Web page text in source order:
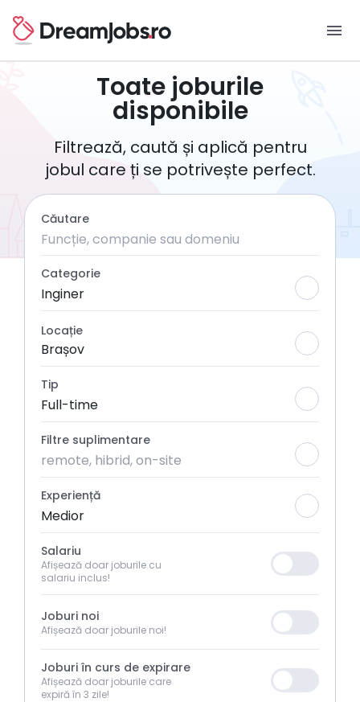
menu
Toate joburile
disponibile
Filtrează, caută și aplică pentru
jobul care ți se potrivește perfect.
Căutare
Categorie
Inginer
Locație
Brașov
Tip
Full-time
Filtre suplimentare
remote, hibrid, on-site
Experiență
Medior
Salariu
Afișează doar joburile cu
salariu inclus!
Joburi noi
Afișează doar joburile noi!
Joburi în curs de expirare
Afișează doar joburile care
expiră în 3 zile!